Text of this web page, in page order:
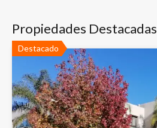
Propiedades Destacadas
Destacado